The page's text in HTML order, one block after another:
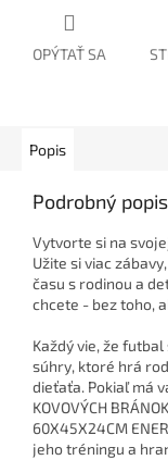
OPÝTAŤ SA
Popis
Podrobný popis
Vytvorte si na
Užite si viac
času s rodinou a
chcete - bez toho,
Každý vie, že
súhry, ktoré hrá
dieťaťa. Pokiaľ má
KOVOVÝCH
60X45X24CM
jeho tréningu a